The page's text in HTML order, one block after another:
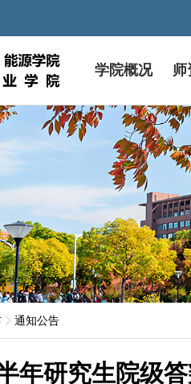
学院概况 师
通知公告
年研究生院级